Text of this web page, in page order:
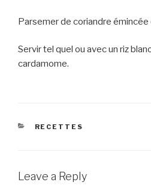
Parsemer de coriandre
Servir tel quel ou avec un riz
cardamome.
CATEGORIES
RECETTES
Leave a Reply